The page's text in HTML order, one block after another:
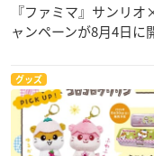
『ファミマ』サンリ
ャンペーンが8月4日
グッズ